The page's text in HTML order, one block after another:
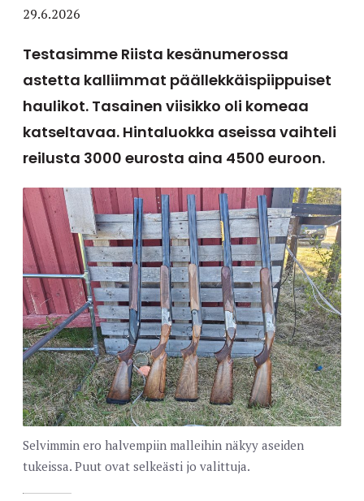
29.6.2026
Testasimme Riista kesänumerossa
astetta kalliimmat päällekkäispiippuiset
haulikot. Tasainen viisikko oli komeaa
katseltavaa. Hintaluokka aseissa vaihteli
reilusta 3000 eurosta aina 4500 euroon.
Selvimmin ero halvempiin malleihin näkyy aseiden
tukeissa. Puut ovat selkeästi jo valittuja.